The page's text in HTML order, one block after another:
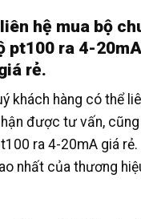
hệ mua bộ
pt100 ra 4-
rẻ.
khách hàng có thể
được tư vấn,
ra 4-20mA giá rẻ.
nhất của thương